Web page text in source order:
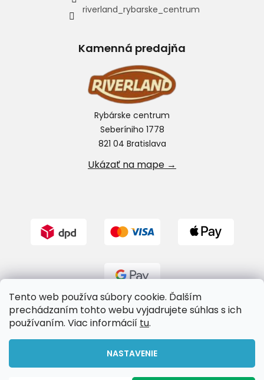
Tento web používa súbory cookie. Ďalším
prechádzaním tohto webu vyjadrujete súhlas s ich
používaním. Viac informácií tu.
NASTAVENIE
riverland_rybarske_centrum
Kamenná predajňa
Rybárske centrum
Seberíniho 1778
821 04 Bratislava
Ukázať na mape →